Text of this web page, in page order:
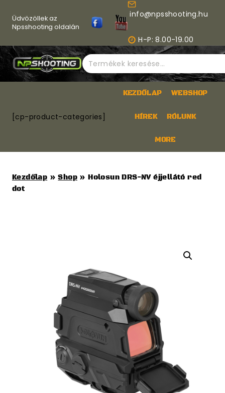
content
Üdvözöllek az
Npsshooting oldalán
info@npsshooting.hu
H-P: 8.00-19.00
Keresés
a
következőre:
[cp-product-categories]
KEZDŐLAP WEBSHOP
HÍREK RÓLUNK
MORE
Kezdőlap »Shop »Holosun DRS-NV éjjellátó red
dot